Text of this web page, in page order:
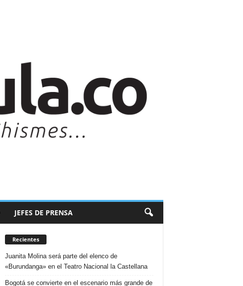
JEFES DE PRENSA
Recientes
Juanita Molina será parte del elenco de
«Burundanga» en el Teatro Nacional la Castellana
Bogotá se convierte en el escenario más grande de